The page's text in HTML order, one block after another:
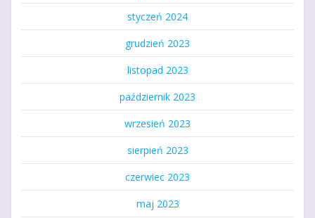
styczeń 2024
grudzień 2023
listopad 2023
październik 2023
wrzesień 2023
sierpień 2023
czerwiec 2023
maj 2023